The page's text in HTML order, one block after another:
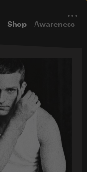
Shop Awareness